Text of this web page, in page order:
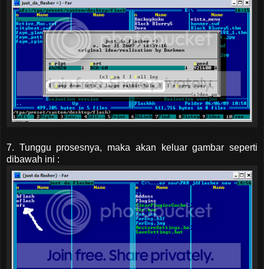
7. Tunggu prosesnya, maka akan keluar gambar seperti
dibawah ini :